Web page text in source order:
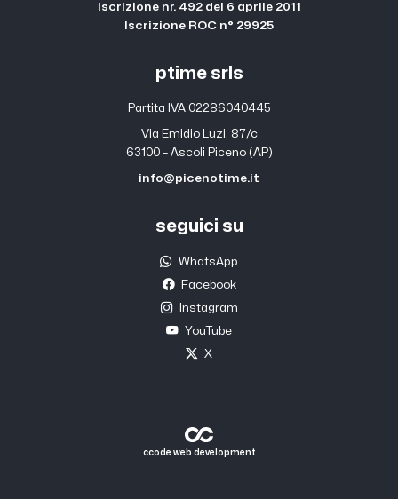
Iscrizione nr. 492 del 6 aprile 2011
Iscrizione ROC n° 29925
ptime srls
Partita IVA 02286040445
Via Emidio Luzi, 87/c
63100 – Ascoli Piceno (AP)
info@picenotime.it
seguici su
WhatsApp
Facebook
Instagram
YouTube
X
ccode web development